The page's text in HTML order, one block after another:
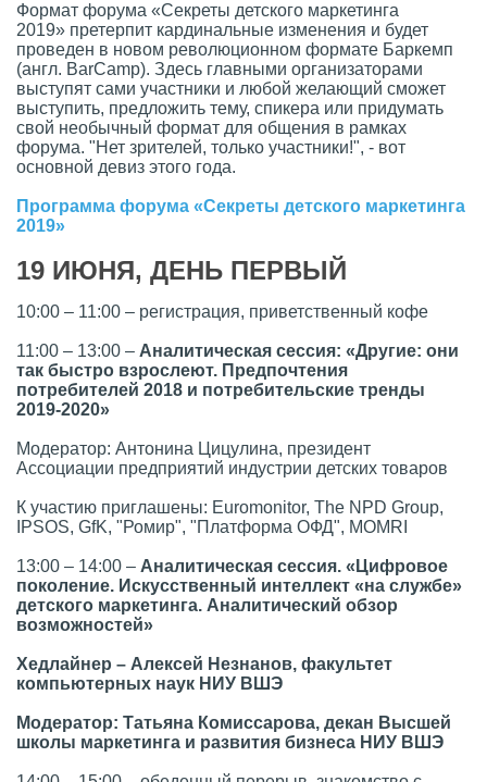
Формат форума «Секреты детского маркетинга
2019» претерпит кардинальные изменения и будет
проведен в новом революционном формате Баркемп
(англ. BarCamp). Здесь главными организаторами
выступят сами участники и любой желающий сможет
выступить, предложить тему, спикера или придумать
свой необычный формат для общения в рамках
форума. "Нет зрителей, только участники!", - вот
основной девиз этого года.
Программа форума «Секреты детского маркетинга
2019»
19 ИЮНЯ, ДЕНЬ ПЕРВЫЙ
10:00 – 11:00 – регистрация, приветственный кофе
11:00 – 13:00 – Аналитическая сессия: «Другие: они
так быстро взрослеют. Предпочтения
потребителей 2018 и потребительские тренды
2019-2020»
Модератор: Антонина Цицулина, президент
Ассоциации предприятий индустрии детских товаров
К участию приглашены: Euromonitor, The NPD Group,
IPSOS, GfK, "Ромир", "Платформа ОФД", MOMRI
13:00 – 14:00 – Аналитическая сессия. «Цифровое
поколение. Искусственный интеллект «на службе»
детского маркетинга. Аналитический обзор
возможностей»
Хедлайнер – Алексей Незнанов, факультет
компьютерных наук НИУ ВШЭ
Модератор: Татьяна Комиссарова, декан Высшей
школы маркетинга и развития бизнеса НИУ ВШЭ